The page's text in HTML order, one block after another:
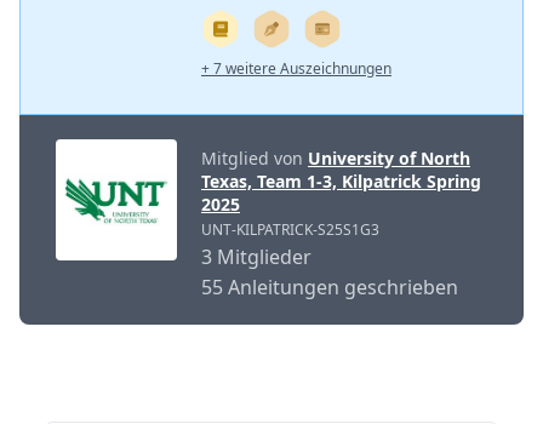
+ 7 weitere Auszeichnungen
Mitglied von University of North
Texas, Team 1-3, Kilpatrick Spring
2025
UNT-KILPATRICK-S25S1G3
3 Mitglieder
55 Anleitungen geschrieben